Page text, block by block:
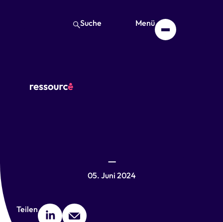
Suche Menü
L
05. Juni 2024
Teilen